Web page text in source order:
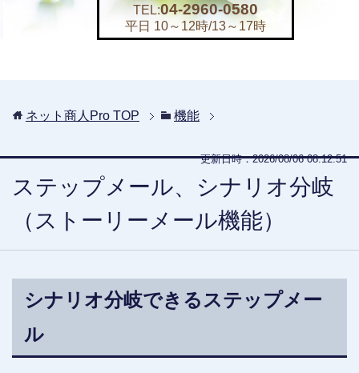
TEL:04-2960-0580
平日 10～12時/13～17時
ネット商人Pro TOP 機能
更新日時：2026/08/06 08:12:51
ステップメール、シナリオ分岐
（ストーリーメール機能）
シナリオ分岐できるステップメー
ル